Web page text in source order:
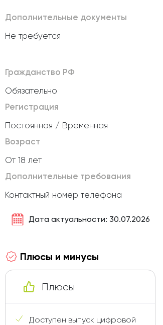
Дополнительные документы
Не требуется
Гражданство РФ
Обязательно
Регистрация
Постоянная / Временная
Возраст
От 18 лет
Дополнительные требования
Контактный номер телефона
Дата актуальности: 30.07.2026
Плюсы и минусы
Плюсы
Доступен выпуск цифровой